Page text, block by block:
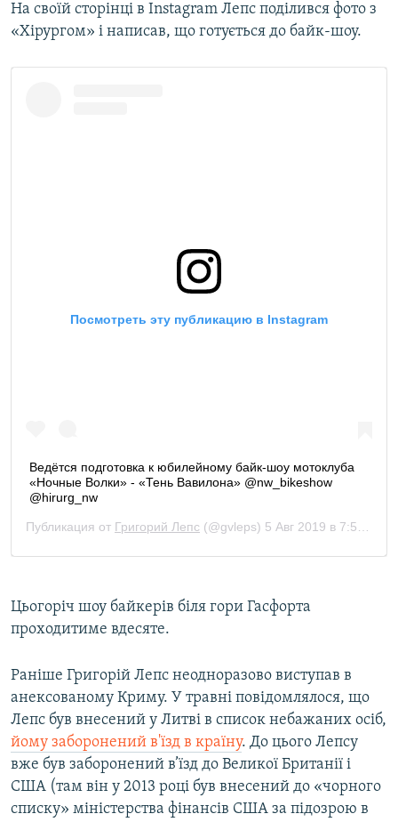
На своїй сторінці в Instagram Лепс поділився фото з
«Хірургом» і написав, що готується до байк-шоу.
Цьогоріч шоу байкерів біля гори Гасфорта
проходитиме вдесяте.
Раніше Григорій Лепс неодноразово виступав в
анексованому Криму. У травні повідомлялося, що
Лепс був внесений у Литві в список небажаних осіб,
йому заборонений в'їзд в країну. До цього Лепсу
вже був заборонений в’їзд до Великої Британії і
США (там він у 2013 році був внесений до «чорного
списку» міністерства фінансів США за підозрою в